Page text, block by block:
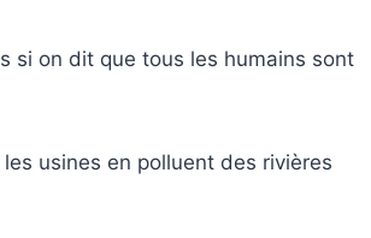
si on dit que tous les humains sont
les usines en polluent des rivières